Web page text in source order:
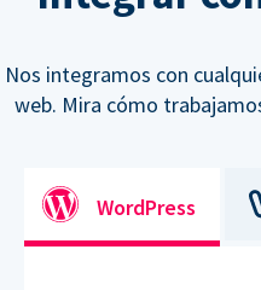
Nos integramos con
web. Mira cómo
WordPress